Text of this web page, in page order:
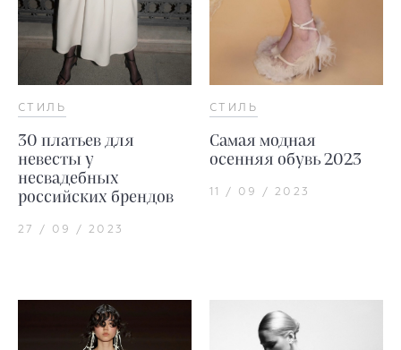
СТИЛЬ
30 платьев для
невесты у
несвадебных
российских брендов
27 / 09 / 2023
СТИЛЬ
Самая модная
осенняя обувь 2023
11 / 09 / 2023